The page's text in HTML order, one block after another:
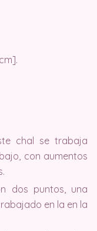
chal se trabaja
con aumentos
dos puntos, una
en la en la